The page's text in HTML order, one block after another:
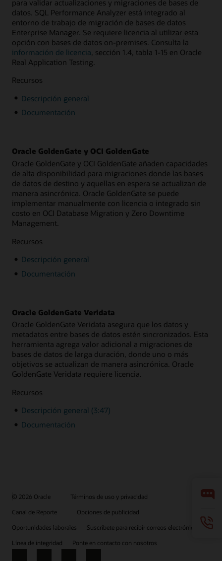
para validar actualizaciones y migraciones de bases de
datos. SQL Performance Analyzer está integrado al
entorno de trabajo de migración de bases de datos
Enterprise Manager. Se requiere licencia al utilizar esta
opción con bases de datos on-premises. Consulta la
información de licencia , sección 1.4, tabla 1-15 en Oracle
Real Application Testing.
Recursos
Descripción general
Documentación
Oracle GoldenGate y OCI GoldenGate
Oracle GoldenGate y OCI GoldenGate añaden capacidades
de alta disponibilidad para migraciones donde las bases
de datos de destino y aquellas en espera se actualizan de
manera asincrónica. Oracle GoldenGate se puede
implementar manualmente con licencia o integrado sin
costo en OCI Database Migration y Zero Downtime
Management.
Recursos
Descripción general
Documentación
Oracle GoldenGate Veridata
Oracle GoldenGate Veridata asegura que los datos y
metadatos entre bases de datos estén sincronizados. Esta
herramienta agrega valor adicional a migraciones de
bases de datos de larga duración, donde uno o más
objetivos se actualizan de manera asincrónica. Oracle
GoldenGate Veridata requiere licencia.
Recursos
Descripción general (3:47)
Documentación
© 2026 Oracle
Términos de uso y privacidad
Canal de Reporte
Opciones de publicidad
Oportunidades laborales
Suscríbete para recibir correos electrónicos
Línea de integridad
Ponte en contacto con nosotros